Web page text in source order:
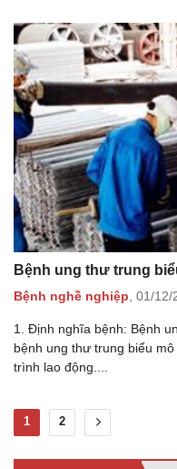
Bệnh ung thư trung
Bệnh nghề nghiệp, 01/12/
1. Định nghĩa bệnh: Bệnh
bệnh ung thư trung biểu
trình lao động....
1 2